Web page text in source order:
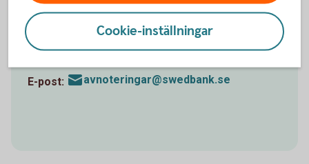
Skriv objektet i ämnesraden.
Bostadsrättsföreningens namn och
lägenhetsnummer.
E-post: avnoteringar@swedbank.se
Cookie-inställningar